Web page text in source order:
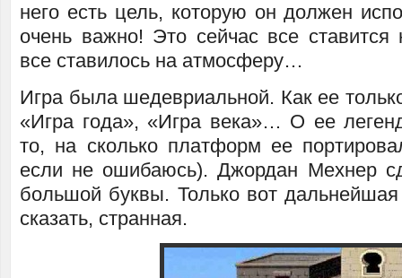
него есть цель, которую он должен
очень важно! Это сейчас все ставится
все ставилось на атмосферу…
Игра была шедевриальной. Как ее
«Игра года», «Игра века»… О ее
то, на сколько платформ ее
если не ошибаюсь). Джордан Мехнер
большой буквы. Только вот дальнейшая
сказать, странная.